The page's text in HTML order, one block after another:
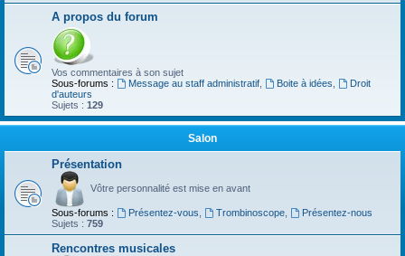
A propos du forum
Vos commentaires à son sujet
Sous-forums :
Message au staff administratif, Boite à idées
Droit
d'auteurs
Sujets : 129
Salon
Présentation
Vôtre personnalité est mise en avant
Sous-forums : Présentez-vous Trombinoscope,
Présentez-nous
Sujets : 759
Rencontres musicales